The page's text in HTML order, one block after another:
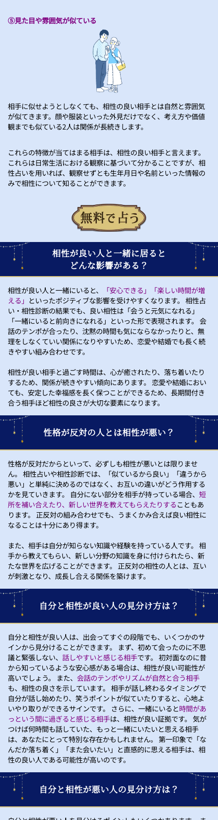
⑤見た目や雰囲気が似ている
相手に似せようとしなくても、相性の良い相手とは自然と雰囲気
が似てきます。顔や服装といった外見だけでなく、考え方や価値
観までも似ている2人は関係が長続きします。
これらの特徴が当てはまる相手は、相性の良い相手と言えます。
これらは日常生活における観察に基づいて分かることですが、相
性占いを用いれば、観察せずとも生年月日や名前といった情報の
みで相性について知ることができます。
相性が良い人と一緒に居ると
どんな影響がある？
相性が良い人と一緒にいると、
「安心できる」「楽しい時間が増
える」 といったポジティブな影響を受けやすくなります。 相性占
い・相性診断の結果でも、良い相性は「会うと元気になれる」
「一緒にいると前向きになれる」といった形で表現されます。 会
話のテンポが合ったり、沈黙の時間も気にならなかったりと、無
理をしなくていい関係になりやすいため、恋愛や結婚でも長く続
きやすい組み合わせです。
相性が良い相手と過ごす時間は、心が癒されたり、落ち着いたり
するため、関係が続きやすい傾向にあります。 恋愛や結婚におい
ても、安定した幸福感を長く保つことができるため、長期間付き
合う相手ほど相性の良さが大切な要素になります。
性格が反対の人とは相性が悪い？
性格が反対だからといって、必ずしも相性が悪いとは限りませ
ん。 相性占いや相性診断では、「似ているから良い」「違うから
悪い」と単純に決めるのではなく、お互いの違いがどう作用する
かを見ていきます。 自分にない部分を相手が持っている場合、 短
所を補い合えたり、新しい世界を教えてもらえたりすることもあ
ります。 正反対の組み合わせでも、うまくかみ合えば良い相性に
なることは十分にあり得ます。
また、相手は自分が知らない知識や経験を持っている人です。 相
手から教えてもらい、新しい分野の知識を身に付けられたら、新
たな世界を広げることができます。 正反対の相性の人とは、互い
が刺激となり、成長し合える関係を築けます。
自分と相性が良い人の見分け方は？
自分と相性が良い人は、出会ってすぐの段階でも、いくつかのサ
インから見分けることができます。 まず、初めて会ったのに不思
議と緊張しない、 話しやすいと感じる相手です。 初対面なのに昔
から知っているような安心感がある場合は、相性が良い可能性が
高いでしょう。 また、 会話のテンポやリズムが自然と合う相手
も、相性の良さを示しています。 相手が話し終わるタイミングで
自分が話し始めたり、笑うポイントが似ていたりすると、心地よ
いやり取りができるサインです。 さらに、一緒にいると時間があ
っという間に過ぎると感じる相手は、相性が良い証拠です。 気が
つけば何時間も話していた、もっと一緒にいたいと思える相手
は、あなたにとって特別な存在かもしれません。 第一印象で「な
んだか落ち着く」「また会いたい」と直感的に思える相手は、相
性の良い人である可能性が高いのです。
自分と相性が悪い人の見分け方は？